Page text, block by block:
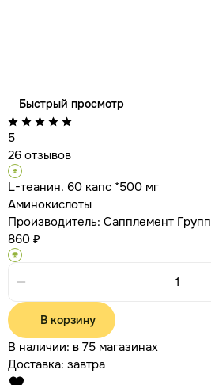
Быстрый просмотр
5
26 отзывов
L-теанин. 60 капс *500 мг
Аминокислоты
Производитель: Сапплемент Групп
860 ₽
В корзину
В наличии: в 75 магазинах
Доставка: завтра